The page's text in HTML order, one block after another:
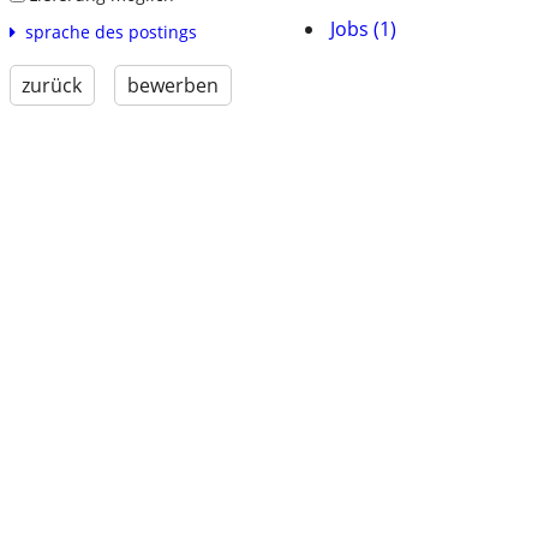
sprache des postings
zurück bewerben
Jobs (1)